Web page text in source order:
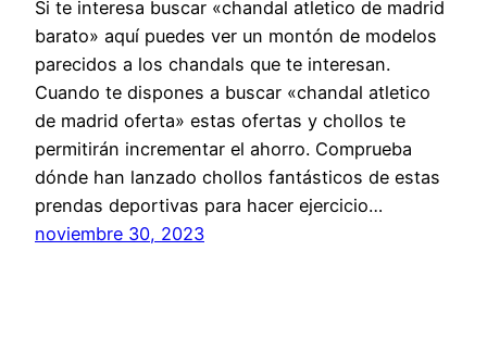
Si te interesa buscar «chandal atletico de madrid
barato» aquí puedes ver un montón de modelos
parecidos a los chandals que te interesan.
Cuando te dispones a buscar «chandal atletico
de madrid oferta» estas ofertas y chollos te
permitirán incrementar el ahorro. Comprueba
dónde han lanzado chollos fantásticos de estas
prendas deportivas para hacer ejercicio…
noviembre 30, 2023